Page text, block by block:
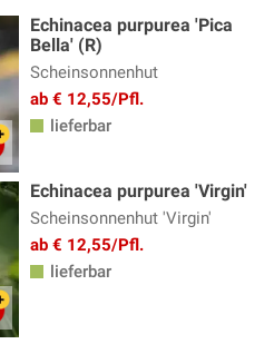
(4)
- Nieswurz(10)
& Tiarella
(12)
(33)
(2)
Ehrenpreis
Echinacea purpurea 'Pica
Bella' (R)
Scheinsonnenhut
ab € 12,55/Pfl.
lieferbar
Echinacea purpurea 'Virgin'
Scheinsonnenhut 'Virgin'
ab € 12,55/Pfl.
lieferbar